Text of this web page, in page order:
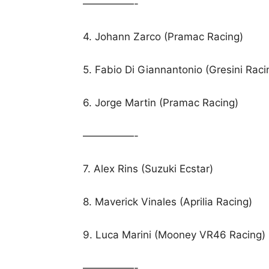
—————-
4. Johann Zarco (Pramac Racing)
5. Fabio Di Giannantonio (Gresini
6. Jorge Martin (Pramac Racing)
—————-
7. Alex Rins (Suzuki Ecstar)
8. Maverick Vinales (Aprilia Racing)
9. Luca Marini (Mooney VR46 Racing)